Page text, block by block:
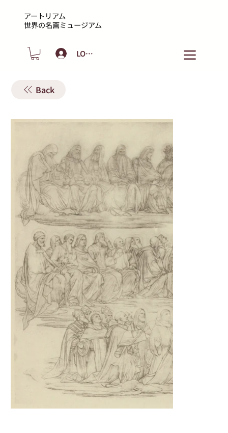
アートリアム
​世界の名画ミュージアム
LOGIN
Back